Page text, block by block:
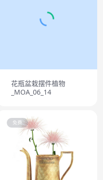
花瓶盆栽摆件植物
_MOA_06_14
免费